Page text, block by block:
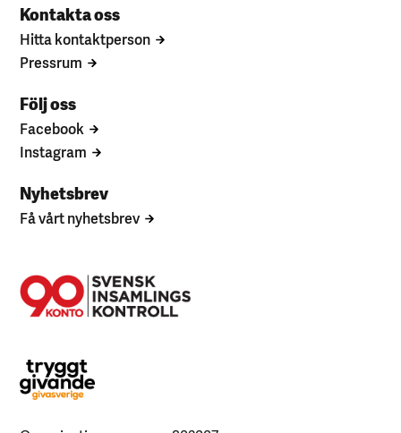
Kontakta oss
Hitta kontaktperson
Pressrum
Följ oss
Facebook
Instagram
Nyhetsbrev
Få vårt nyhetsbrev